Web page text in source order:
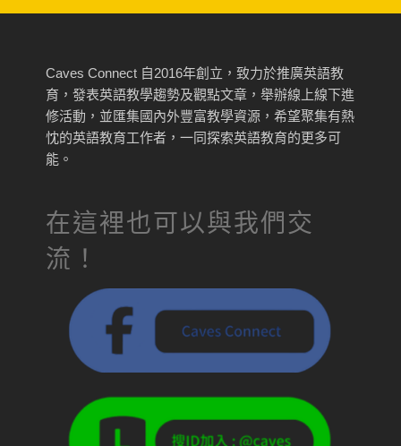
Caves Connect 自2016年創立，致力於推廣英語教
育，發表英語教學趨勢及觀點文章，舉辦線上線下進
修活動，並匯集國內外豐富教學資源，希望聚集有熱
忱的英語教育工作者，一同探索英語教育的更多可
能。
在這裡也可以與我們交
流！